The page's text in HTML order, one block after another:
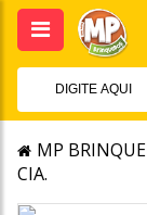
MP
CIA.